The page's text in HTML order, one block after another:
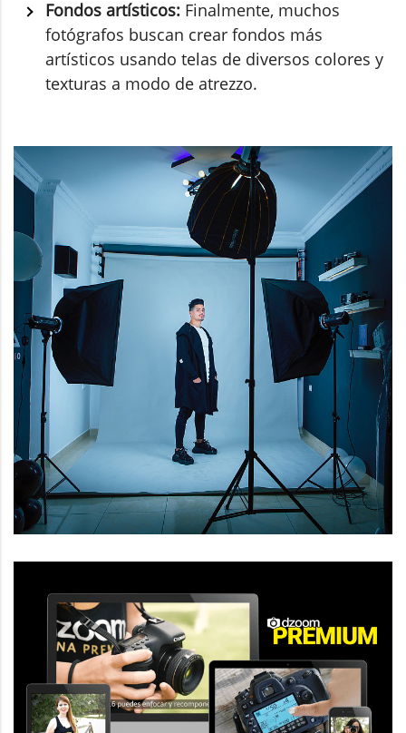
Fondos artísticos: Finalmente, muchos
fotógrafos buscan crear fondos más
artísticos usando telas de diversos colores y
texturas a modo de atrezzo.